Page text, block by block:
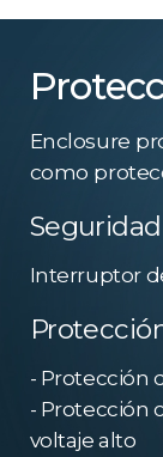
Enclosure
como
Interruptor
- Protección
- Protección
voltaje alto